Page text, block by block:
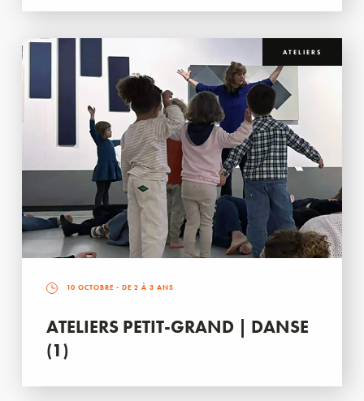
ATELIERS
10 OCTOBRE - DE 2 À 3 ANS
ATELIERS PETIT-GRAND | DANSE
(1)